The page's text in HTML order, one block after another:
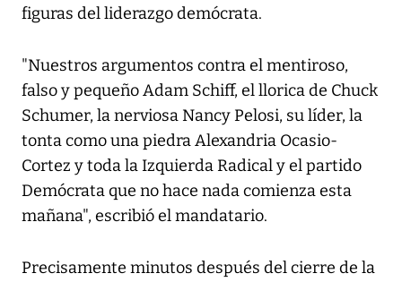
figuras del liderazgo demócrata.
"Nuestros argumentos contra el mentiroso,
falso y pequeño Adam Schiff, el llorica de Chuck
Schumer, la nerviosa Nancy Pelosi, su líder, la
tonta como una piedra Alexandria Ocasio-
Cortez y toda la Izquierda Radical y el partido
Demócrata que no hace nada comienza esta
mañana", escribió el mandatario.
Precisamente minutos después del cierre de la